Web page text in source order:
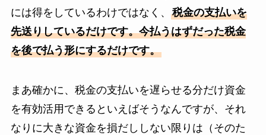
には得をしているわけではなく、 税金の支払いを
先送りしているだけです。今払うはずだった税金
を後で払う形にするだけです。
まあ確かに、税金の支払いを遅らせる分だけ資金
を有効活用できるといえばそうなんですが、それ
なりに大きな資金を損だししない限りは（そのた